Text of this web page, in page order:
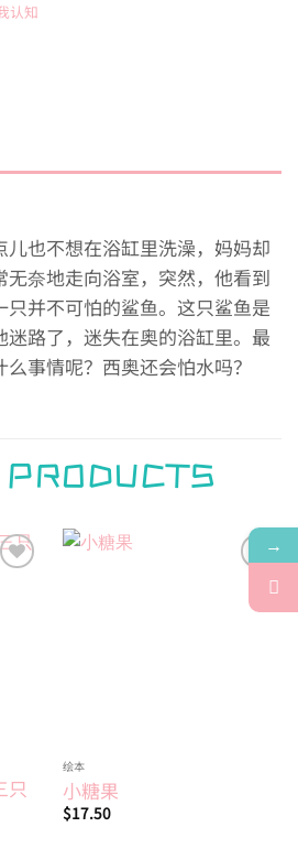
认知
也不想在浴缸里洗澡，妈妈却
奈地走向浴室，突然，他看到
并不可怕的鲨鱼。这只鲨鱼是
迷路了，迷失在奥的浴缸里。最
事情呢？西奥还会怕水吗？
只
wishlist
绘本
小糖果
$17.50
→